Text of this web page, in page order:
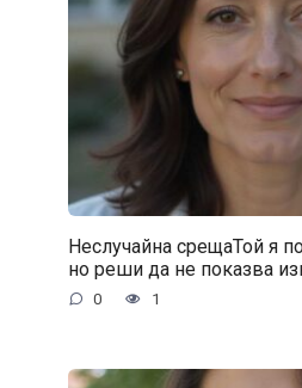
Неслучайна срещаТой я
но реши да не показва
0 1